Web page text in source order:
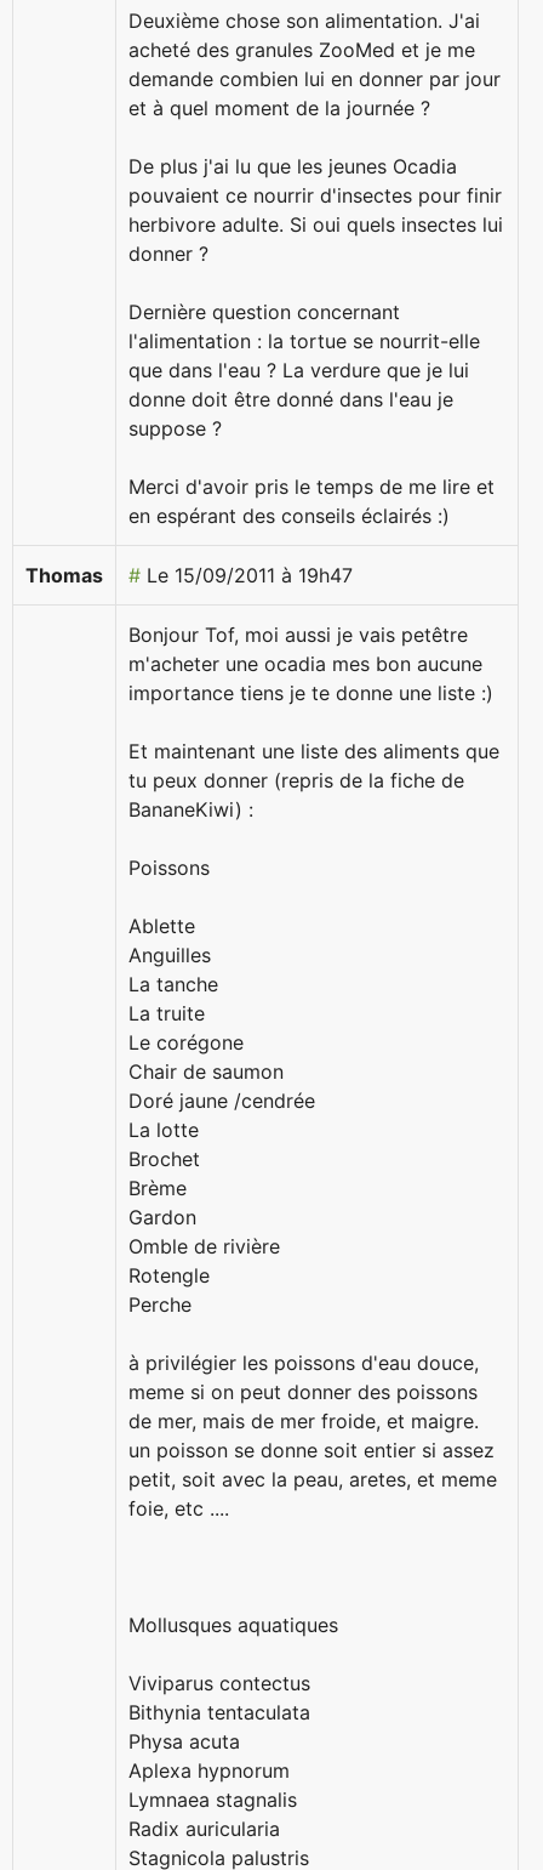
Deuxième chose son alimentation. J'ai
acheté des granules ZooMed et je me
demande combien lui en donner par jour
et à quel moment de la journée ?
De plus j'ai lu que les jeunes Ocadia
pouvaient ce nourrir d'insectes pour finir
herbivore adulte. Si oui quels insectes lui
donner ?
Dernière question concernant
l'alimentation : la tortue se nourrit-elle
que dans l'eau ? La verdure que je lui
donne doit être donné dans l'eau je
suppose ?
Merci d'avoir pris le temps de me lire et
en espérant des conseils éclairés :)
Thomas # Le 15/09/2011 à 19h47
Bonjour Tof, moi aussi je vais petêtre
m'acheter une ocadia mes bon aucune
importance tiens je te donne une liste :)
Et maintenant une liste des aliments que
tu peux donner (repris de la fiche de
BananeKiwi) :
Poissons
Ablette
Anguilles
La tanche
La truite
Le corégone
Chair de saumon
Doré jaune /cendrée
La lotte
Brochet
Brème
Gardon
Omble de rivière
Rotengle
Perche
à privilégier les poissons d'eau douce,
meme si on peut donner des poissons
de mer, mais de mer froide, et maigre.
un poisson se donne soit entier si assez
petit, soit avec la peau, aretes, et meme
foie, etc ....
Mollusques aquatiques
Viviparus contectus
Bithynia tentaculata
Physa acuta
Aplexa hypnorum
Lymnaea stagnalis
Radix auricularia
Stagnicola palustris